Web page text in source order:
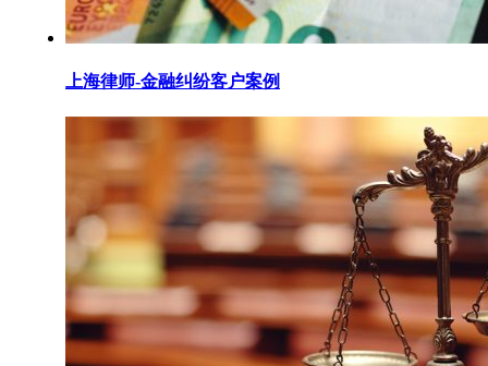
上海律师-金融纠纷客户案例